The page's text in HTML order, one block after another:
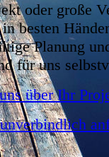
oder große
besten
Planung
für uns
über Ihr